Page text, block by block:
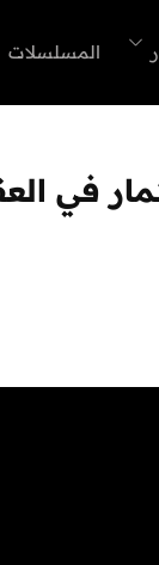
المسلسلات
في